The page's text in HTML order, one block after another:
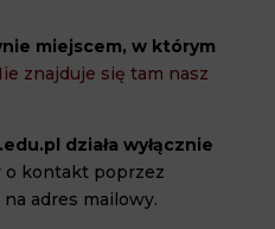
miejscem, w którym
znajduje się tam nasz
działa wyłącznie
o kontakt poprzez
adres mailowy.